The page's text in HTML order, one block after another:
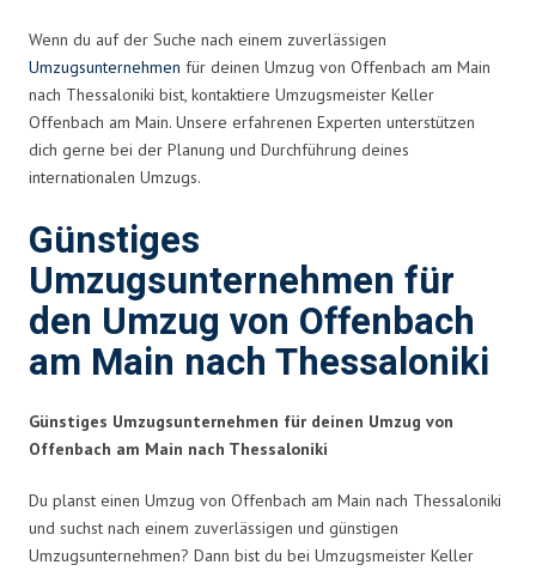
Wenn du auf der Suche nach einem zuverlässigen
Umzugsunternehmen für deinen Umzug von Offenbach am Main
nach Thessaloniki bist, kontaktiere Umzugsmeister Keller
Offenbach am Main. Unsere erfahrenen Experten unterstützen
dich gerne bei der Planung und Durchführung deines
internationalen Umzugs.
Günstiges
Umzugsunternehmen für
den Umzug von Offenbach
am Main nach Thessaloniki
Günstiges Umzugsunternehmen für deinen Umzug von
Offenbach am Main nach Thessaloniki
Du planst einen Umzug von Offenbach am Main nach Thessaloniki
und suchst nach einem zuverlässigen und günstigen
Umzugsunternehmen? Dann bist du bei Umzugsmeister Keller